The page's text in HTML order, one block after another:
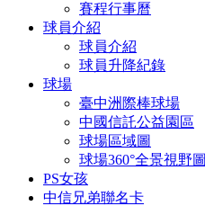
賽程行事曆
球員介紹
球員介紹
球員升降紀錄
球場
臺中洲際棒球場
中國信託公益園區
球場區域圖
球場360°全景視野圖
PS女孩
中信兄弟聯名卡